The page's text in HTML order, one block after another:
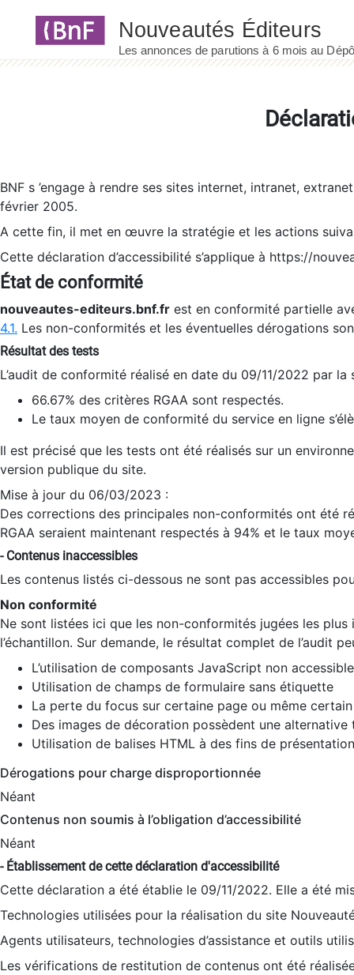
BNF s ’engage à rendre ses sites internet, intranet,
février 2005.
A cette fin, il met en œuvre la stratégie et les actions
Cette déclaration d’accessibilité s’applique à https://
État de conformité
nouveautes-editeurs.bnf.fr est en conformité partielle
4.1. Les non-conformités et les éventuelles dérogations
Résultat des tests
L’audit de conformité réalisé en date du 09/11/2022 par
66.67% des critères RGAA sont respectés.
Le taux moyen de conformité du service en ligne
Il est précisé que les tests ont été réalisés sur un
version publique du site.
Mise à jour du 06/03/2023 :
Des corrections des principales non-conformités ont été
RGAA seraient maintenant respectés à 94% et le taux
- Contenus inaccessibles
Les contenus listés ci-dessous ne sont pas accessibles
Non conformité
Ne sont listées ici que les non-conformités jugées les
l’échantillon. Sur demande, le résultat complet de l’audit
L’utilisation de composants JavaScript non
Utilisation de champs de formulaire sans étiquette
La perte du focus sur certaine page ou même
Des images de décoration possèdent une alternative
Utilisation de balises HTML à des fins de
Dérogations pour charge disproportionnée
Néant
Contenus non soumis à l’obligation d’accessibilité
Néant
- Établissement de cette déclaration d'accessibilité
Cette déclaration a été établie le 09/11/2022. Elle a été
Technologies utilisées pour la réalisation du site
Agents utilisateurs, technologies d’assistance et outils
Les vérifications de restitution de contenus ont été